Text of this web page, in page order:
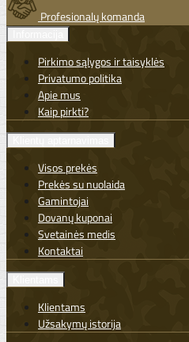
Profesionalų komanda
Pirkimo sąlygos ir taisyklės
Privatumo politika
Apie mus
Kaip pirkti?
Visos prekės
Prekės su nuolaida
Gamintojai
Dovanų kuponai
Svetainės medis
Kontaktai
Klientams
Užsakymų istorija